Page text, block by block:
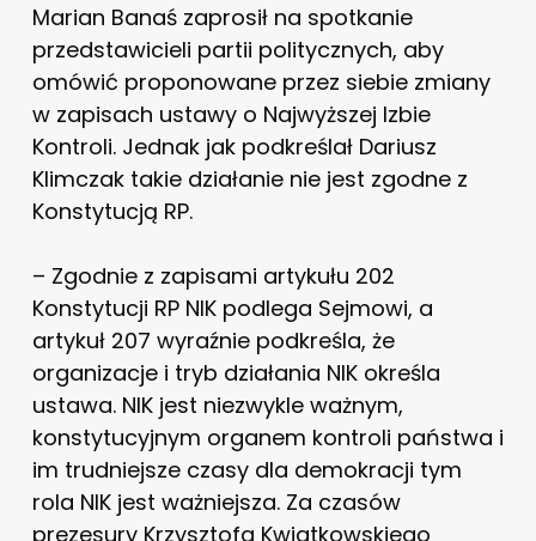
Marian Banaś zaprosił na spotkanie
przedstawicieli partii politycznych, aby
omówić proponowane przez siebie zmiany
w zapisach ustawy o Najwyższej Izbie
Kontroli. Jednak jak podkreślał Dariusz
Klimczak takie działanie nie jest zgodne z
Konstytucją RP.
– Zgodnie z zapisami artykułu 202
Konstytucji RP NIK podlega Sejmowi, a
artykuł 207 wyraźnie podkreśla, że
organizacje i tryb działania NIK określa
ustawa. NIK jest niezwykle ważnym,
konstytucyjnym organem kontroli państwa i
im trudniejsze czasy dla demokracji tym
rola NIK jest ważniejsza. Za czasów
prezesury Krzysztofa Kwiatkowskiego